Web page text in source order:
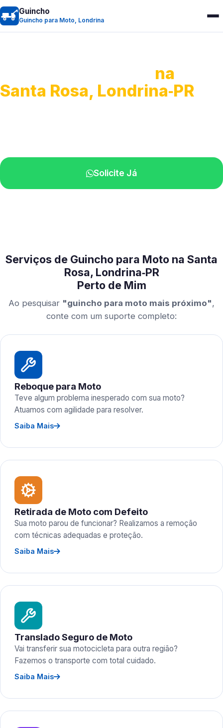
Guincho
Guincho para Moto, Londrina
na
Santa Rosa, Londrina‑PR
Solicite Já
Serviços de Guincho para Moto na Santa
Rosa, Londrina‑PR
Perto de Mim
Ao pesquisar "guincho para moto mais próximo",
conte com um suporte completo:
Reboque para Moto
Teve algum problema inesperado com sua moto?
Atuamos com agilidade para resolver.
Saiba Mais
Retirada de Moto com Defeito
Sua moto parou de funcionar? Realizamos a remoção
com técnicas adequadas e proteção.
Saiba Mais
Translado Seguro de Moto
Vai transferir sua motocicleta para outra região?
Fazemos o transporte com total cuidado.
Saiba Mais